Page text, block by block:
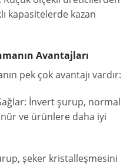
kapasitelerde kazan
Avantajları
pek çok avantajı vardır:
İnvert şurup, normal
ve ürünlere daha iyi
şeker kristalleşmesini